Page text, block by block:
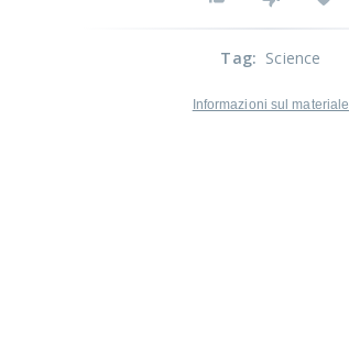
Tag: Science
Informazioni sul materiale